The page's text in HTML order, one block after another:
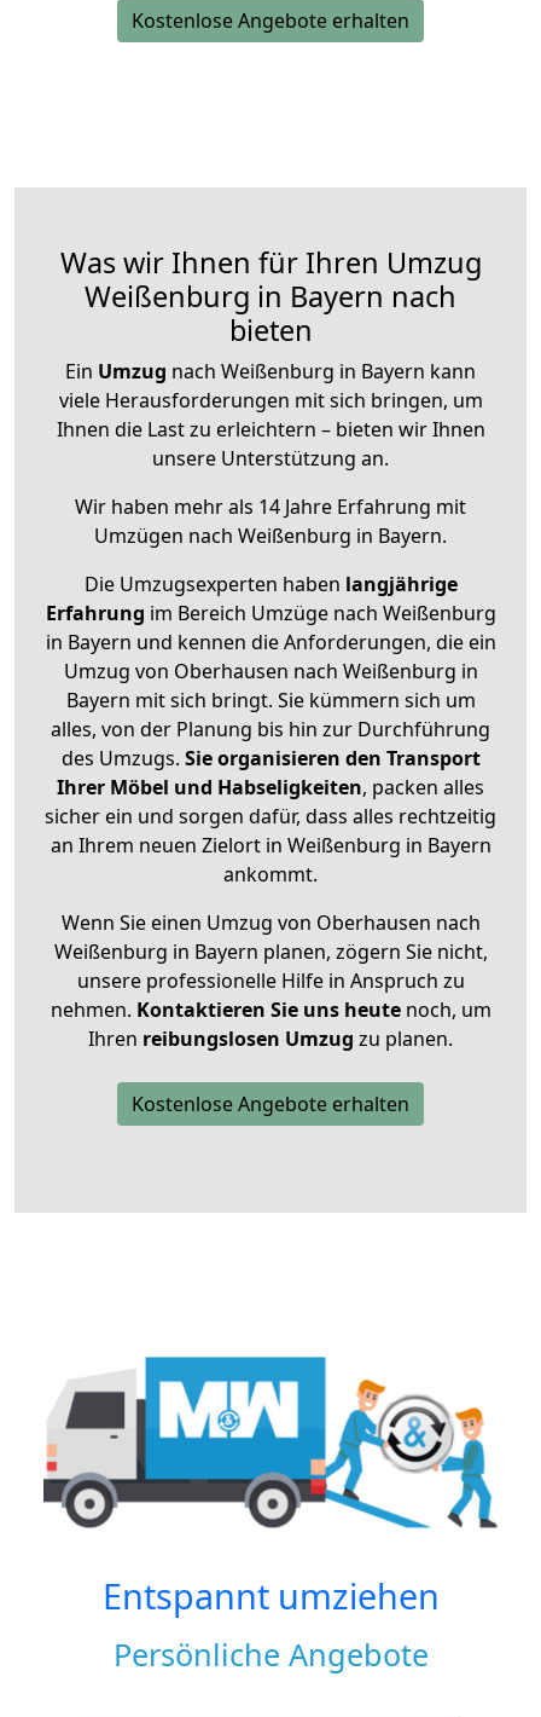
Kostenlose Angebote erhalten
Was wir Ihnen für Ihren Umzug
Weißenburg in Bayern nach
bieten
Ein Umzug nach Weißenburg in Bayern kann
viele Herausforderungen mit sich bringen, um
Ihnen die Last zu erleichtern – bieten wir Ihnen
unsere Unterstützung an.
Wir haben mehr als 14 Jahre Erfahrung mit
Umzügen nach Weißenburg in Bayern.
Die Umzugsexperten haben langjährige
Erfahrung im Bereich Umzüge nach Weißenburg
in Bayern und kennen die Anforderungen, die ein
Umzug von Oberhausen nach Weißenburg in
Bayern mit sich bringt. Sie kümmern sich um
alles, von der Planung bis hin zur Durchführung
des Umzugs. Sie organisieren den Transport
Ihrer Möbel und Habseligkeiten, packen alles
sicher ein und sorgen dafür, dass alles rechtzeitig
an Ihrem neuen Zielort in Weißenburg in Bayern
ankommt.
Wenn Sie einen Umzug von Oberhausen nach
Weißenburg in Bayern planen, zögern Sie nicht,
unsere professionelle Hilfe in Anspruch zu
nehmen. Kontaktieren Sie uns heutenoch, um
Ihren reibungslosen Umzug zu planen.
Kostenlose Angebote erhalten
Entspannt umziehen
Persönliche Angebote